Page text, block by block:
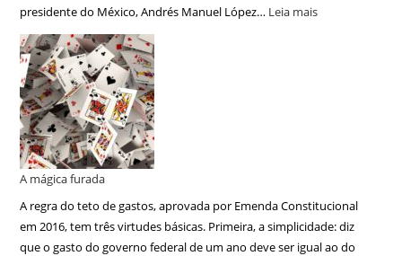
presidente do México, Andrés Manuel López… Leia mais
A mágica furada
A regra do teto de gastos, aprovada por Emenda Constitucional
em 2016, tem três virtudes básicas. Primeira, a simplicidade: diz
que o gasto do governo federal de um ano deve ser igual ao do